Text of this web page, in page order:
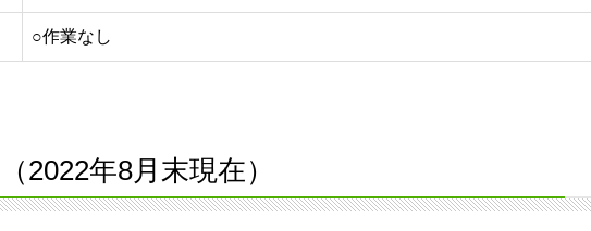
○作業なし
（2022年8月末現在）